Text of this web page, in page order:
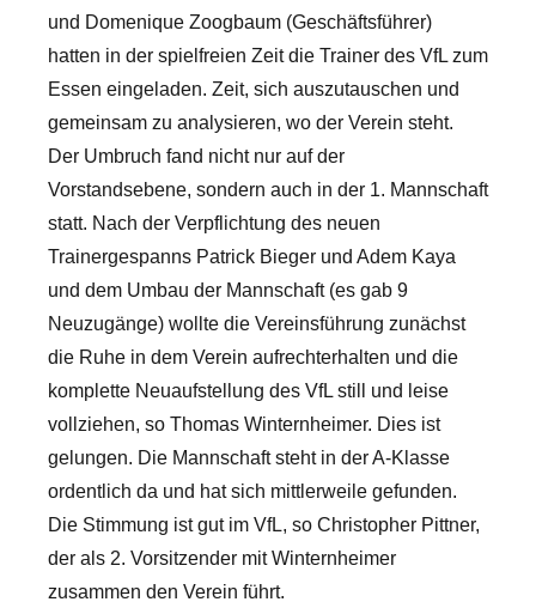
und Domenique Zoogbaum (Geschäftsführer)
hatten in der spielfreien Zeit die Trainer des VfL zum
Essen eingeladen. Zeit, sich auszutauschen und
gemeinsam zu analysieren, wo der Verein steht.
Der Umbruch fand nicht nur auf der
Vorstandsebene, sondern auch in der 1. Mannschaft
statt. Nach der Verpflichtung des neuen
Trainergespanns Patrick Bieger und Adem Kaya
und dem Umbau der Mannschaft (es gab 9
Neuzugänge) wollte die Vereinsführung zunächst
die Ruhe in dem Verein aufrechterhalten und die
komplette Neuaufstellung des VfL still und leise
vollziehen, so Thomas Winternheimer. Dies ist
gelungen. Die Mannschaft steht in der A-Klasse
ordentlich da und hat sich mittlerweile gefunden.
Die Stimmung ist gut im VfL, so Christopher Pittner,
der als 2. Vorsitzender mit Winternheimer
zusammen den Verein führt.